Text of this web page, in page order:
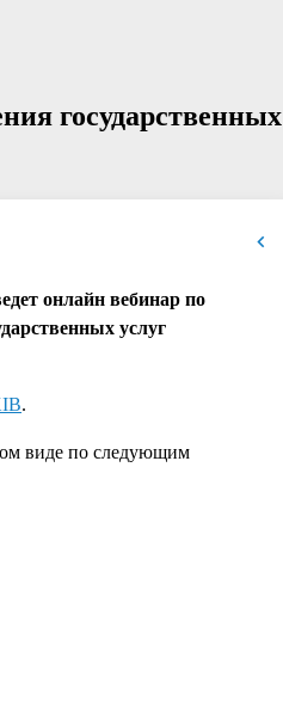
государственных
онлайн вебинар по
услуг
.
виде по следующим